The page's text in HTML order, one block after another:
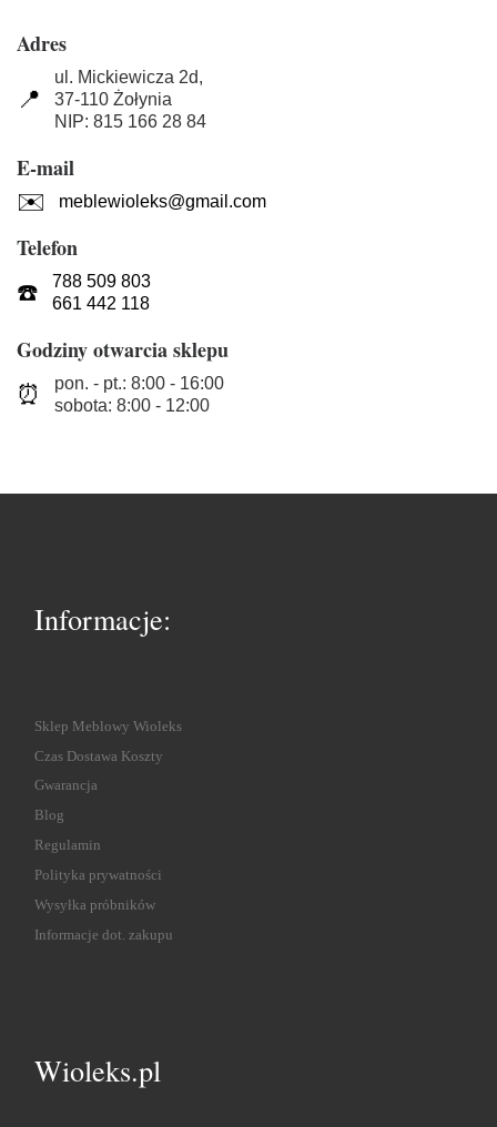
Adres
📍
ul. Mickiewicza 2d,
37-110 Żołynia
NIP: 815 166 28 84
E-mail
✉️ meblewioleks@gmail.com
Telefon
☎️
788 509 803
661 442 118
Godziny otwarcia sklepu
⏰
pon. - pt.: 8:00 - 16:00
sobota: 8:00 - 12:00
Informacje:
Sklep Meblowy Wioleks
Czas Dostawa Koszty
Gwarancja
Blog
Regulamin
Polityka prywatności
Wysyłka próbników
Informacje dot. zakupu
Wioleks.pl